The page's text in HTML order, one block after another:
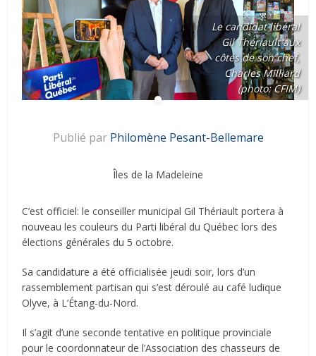
Le candidat libéral
Gil Thériault aux
côtés de son chef,
Charles Milliard
(photo: CFIM)
Publié par Philomène Pesant-Bellemare
Îles de la Madeleine
C’est officiel: le conseiller municipal Gil Thériault portera à
nouveau les couleurs du Parti libéral du Québec lors des
élections générales du 5 octobre.
Sa candidature a été officialisée jeudi soir, lors d’un
rassemblement partisan qui s’est déroulé au café ludique
Olyve, à L’Étang-du-Nord.
Il s’agit d’une seconde tentative en politique provinciale
pour le coordonnateur de l’Association des chasseurs de